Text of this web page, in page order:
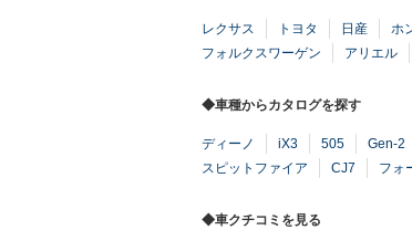
レクサス トヨタ 日産 ホ
フォルクスワーゲン
アリエル
◆車種からカタログを探す
ディーノ iX3 505 Gen-2
スピットファイア
CJ7 フォ
◆車クチコミを見る